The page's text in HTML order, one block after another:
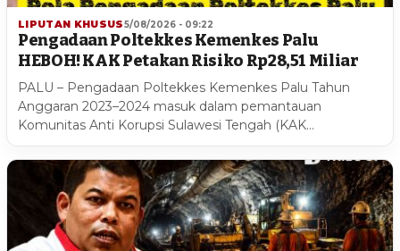
LIPUTAN KHUSUS5/08/2026 - 09:22
Pengadaan Poltekkes Kemenkes Palu
HEBOH! KAK Petakan Risiko Rp28,51 Miliar
PALU – Pengadaan Poltekkes Kemenkes Palu Tahun
Anggaran 2023–2024 masuk dalam pemantauan
Komunitas Anti Korupsi Sulawesi Tengah (KAK…